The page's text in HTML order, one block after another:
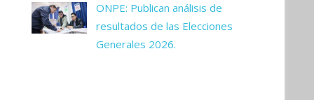
ONPE: Publican análisis de
resultados de las Elecciones
Generales 2026.